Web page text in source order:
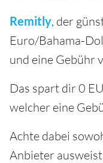
Remitly, der
Euro/Bahama-
und eine Gebühr
Das spart dir 0
welcher eine
Achte dabei
Anbieter